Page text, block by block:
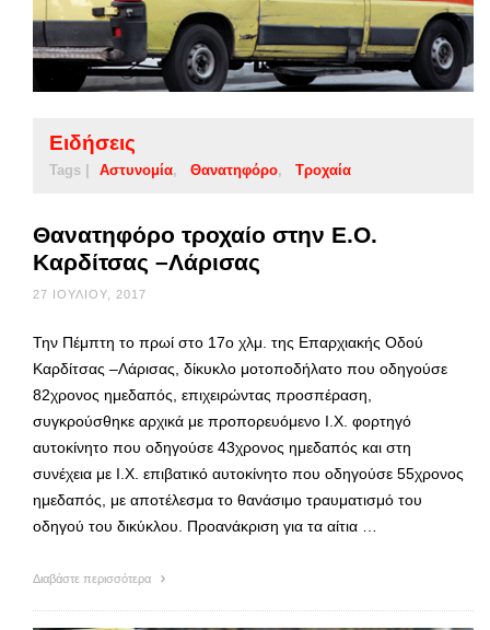
Ειδήσεις
Tags | Αστυνομία Θανατηφόρο Τροχαία
Θανατηφόρο τροχαίο στην Ε.Ο.
Καρδίτσας –Λάρισας
27 ΙΟΥΛΊΟΥ, 2017
Την Πέμπτη το πρωί στο 17ο χλμ. της Επαρχιακής Οδού
Καρδίτσας –Λάρισας, δίκυκλο μοτοποδήλατο που οδηγούσε
82χρονος ημεδαπός, επιχειρώντας προσπέραση,
συγκρούσθηκε αρχικά με προπορευόμενο Ι.Χ. φορτηγό
αυτοκίνητο που οδηγούσε 43χρονος ημεδαπός και στη
συνέχεια με Ι.Χ. επιβατικό αυτοκίνητο που οδηγούσε 55χρονος
ημεδαπός, με αποτέλεσμα το θανάσιμο τραυματισμό του
οδηγού του δικύκλου. Προανάκριση για τα αίτια …
Διαβάστε περισσότερα